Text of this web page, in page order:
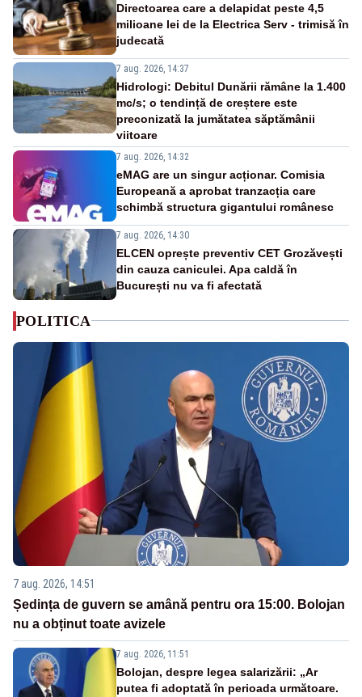
Directoarea care a delapidat peste 4,5
milioane lei de la Electrica Serv - trimisă în
judecată
7 aug. 2026, 14:37
Hidrologi: Debitul Dunării rămâne la 1.400
mc/s; o tendință de creștere este
preconizată la jumătatea săptămânii
viitoare
7 aug. 2026, 14:32
eMAG are un singur acționar. Comisia
Europeană a aprobat tranzacția care
schimbă structura gigantului românesc
7 aug. 2026, 14:30
ELCEN oprește preventiv CET Grozăvești
din cauza caniculei. Apa caldă în
București nu va fi afectată
POLITICA
7 aug. 2026, 14:51
Ședința de guvern se amână pentru ora 15:00. Bolojan
nu a obținut toate avizele
7 aug. 2026, 11:51
Bolojan, despre legea salarizării: „Ar
putea fi adoptată în perioada următoare.